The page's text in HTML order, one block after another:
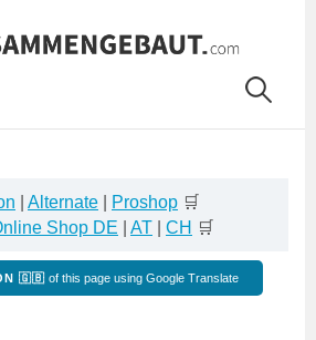
Alternate Proshop 🛒
Shop DE AT CH 🛒
🇬🇧 of this page using Google Translate